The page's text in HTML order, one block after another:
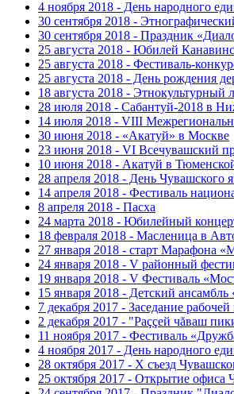
4 ноября 2018 - День народного
30 сентября 2018 -
30 сентября 2018 - Праздник
25 августа 2018 - Юбилей
25 августа 2018 - Фестиваль-
25 августа 2018 - День рождения
18 августа 2018 - Этнокультурный
28 июля 2018 - Сабантуй-2018 в
14 июля 2018 - VIII
30 июня 2018 - «Акатуй» в Москве
23 июня 2018 - VI Всечувашский
10 июня 2018 - Акатуй в
28 апреля 2018 - День Чувашского
14 апреля 2018 - Фестиваль
8 апреля 2018 - Пасха
24 марта 2018 - Юбилейный
18 февраля 2018 - Масленица в
27 января 2018 - старт Марафона
24 января 2018 - V районный
19 января 2018 - V Фестиваль
15 января 2018 - Детский
7 декабря 2017 - Заседание
2 декабря 2017 - "Раççей чăваш
11 ноября 2017 - Фестиваль
4 ноября 2017 - День народного
28 октября 2017 - Х съезд
25 октября 2017 - Открытие